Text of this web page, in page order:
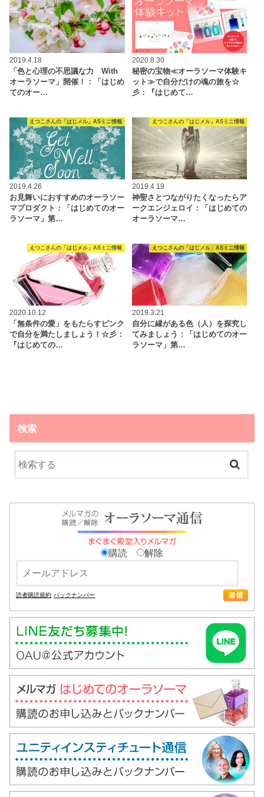
2019.4.18
「色と心理の不思議な力 With
オーラソーマ」開催！：「はじめ
てのオー…
2020.8.30
秘密の宝物≪オーラソーマ体験キ
ット≫で自分だけの魂の旅を☆
彡：『はじめて…
えつこさんの「はじメル」ASミニ情報
2019.4.26
お見舞いにおすすめのオーラソー
マプロダクト：「はじめてのオー
ラソーマ」第…
えつこさんの「はじメル」ASミニ情報
2019.4.19
神聖さとつながりたくなったらア
ークエンジェロイ：「はじめての
オーラソーマ…
えつこさんの「はじメル」ASミニ情報
2020.10.12
「無条件の愛」をもたらすピンク
で自分を満たしましょう！☆彡：
『はじめての…
えつこさんの「はじメル」ASミニ情報
2019.3.21
自分に縁がある色（人）を探究し
てみましょう：「はじめてのオー
ラソーマ」第…
検索
購読 解除
読者購読規約 バックナンバー